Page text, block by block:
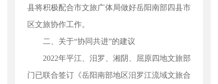
县将积极配合市文旅广体局做好岳阳南部四县市
区文旅协作工作。
二、关于“协同共进”的建议
2022年平江、汨罗、湘阴、屈原四地文旅部
门已联合签订《岳阳南部地区汨罗江流域文旅合